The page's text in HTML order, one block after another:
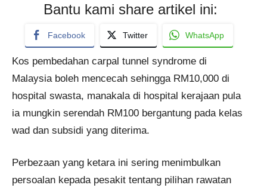
Bantu kami share artikel ini:
Facebook Twitter WhatsApp
Kos pembedahan carpal tunnel syndrome di
Malaysia boleh mencecah sehingga RM10,000 di
hospital swasta, manakala di hospital kerajaan pula
ia mungkin serendah RM100 bergantung pada kelas
wad dan subsidi yang diterima.
Perbezaan yang ketara ini sering menimbulkan
persoalan kepada pesakit tentang pilihan rawatan